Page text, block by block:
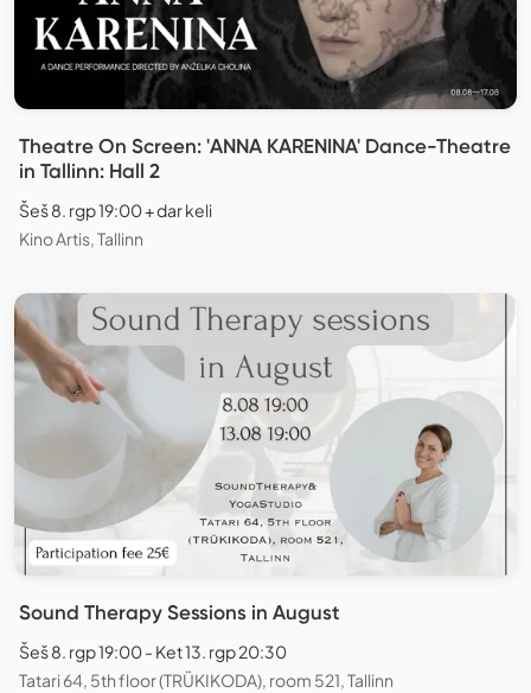
Theatre On Screen: 'ANNA KARENINA' Dance-Theatre
in Tallinn: Hall 2
Šeš 8. rgp 19:00 + dar keli
Kino Artis, Tallinn
Sound Therapy Sessions in August
Šeš 8. rgp 19:00 - Ket 13. rgp 20:30
Tatari 64, 5th floor (TRÜKIKODA), room 521, Tallinn